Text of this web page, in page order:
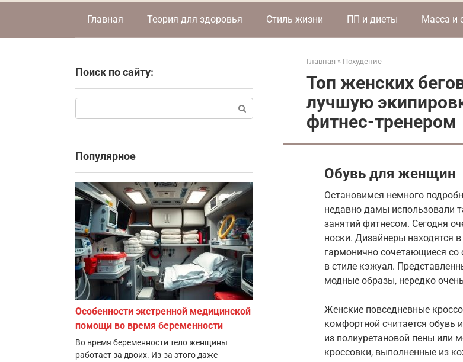
Главная Теория для здоровья Стиль жизни ПП и диеты Масса и
Главная » Похудение
Топ женских
лучшую
фитнес-тренером
Обувь для женщин
Остановимся немного
недавно дамы использовали
занятий фитнесом. Сегодня
носки. Дизайнеры находятся
гармонично сочетающиеся
в стиле кэжуал.
модные образы, нередко
Женские повседневные
комфортной считается обувь
из полиуретановой пены или
кроссовки, выполненные из
Поиск по сайту:
Популярное
Особенности экстренной медицинской
помощи во время беременности
Во время беременности тело женщины
работает за двоих. Из-за этого даже